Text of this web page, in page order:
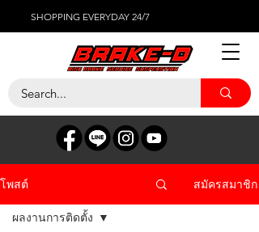
SHOPPING EVERYDAY 24/7
โพสต์ สมัครสมาชิก
ผลงานการติดตั้ง